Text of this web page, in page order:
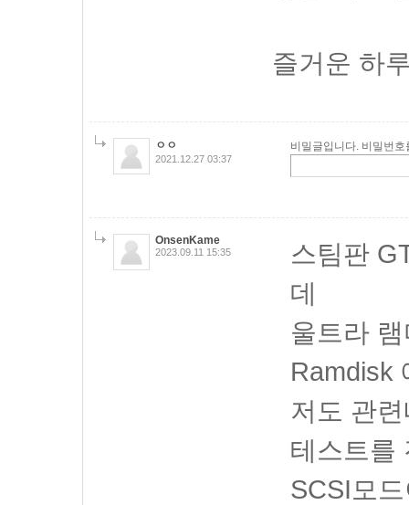
즐거운 하
ㅇㅇ
2021.12.27 03:37
비밀글입니다. 비밀번호
OnsenKame
2023.09.11 15:35
스팀판
데
울트라
Ramdisk
저도 관
테스트를
SCSI모